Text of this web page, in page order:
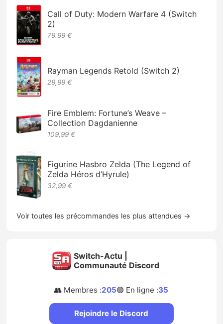
Call of Duty: Modern Warfare 4 (Switch
2)
79.99 €
Rayman Legends Retold (Switch 2)
29,99 €
Fire Emblem: Fortune’s Weave –
Collection Dagdanienne
109,99 €
Figurine Hasbro Zelda (The Legend of
Zelda Héros d’Hyrule)
32,99 €
Voir toutes les précommandes les plus attendues →
Switch-Actu |
Communauté Discord
👥 Membres :205🟢 En ligne :35
Rejoindre le Discord